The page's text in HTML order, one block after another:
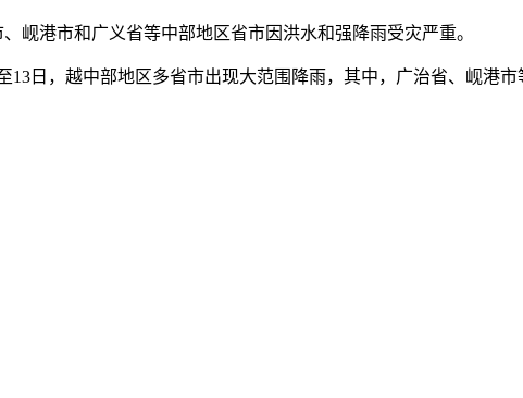
岘港市和广义省等中部地区省市因洪水和强降雨受灾严重。
日，越中部地区多省市出现大范围降雨，其中，广治省、岘港